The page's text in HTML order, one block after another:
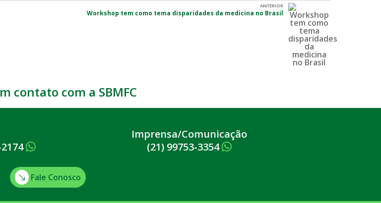
ANTERIOR
Workshop tem como tema disparidades da medicina no Brasil
contato com a SBMFC
Imprensa/Comunicação
(21) 99753-3354
Fale Conosco